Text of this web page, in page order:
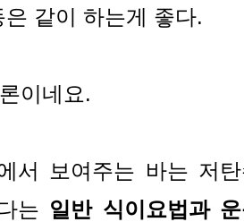
같이 하는게 좋다.
이네요.
서 보여주는 바는 저
는 일반 식이요법과